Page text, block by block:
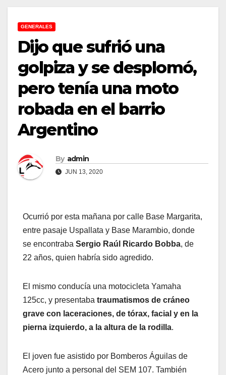
GENERALES
Dijo que sufrió una
golpiza y se desplomó,
pero tenía una moto
robada en el barrio
Argentino
By admin
JUN 13, 2020
Ocurrió por esta mañana por calle Base Margarita,
entre pasaje Uspallata y Base Marambio, donde
se encontraba Sergio Raúl Ricardo Bobba, de
22 años, quien habría sido agredido.
El mismo conducía una motocicleta Yamaha
125cc, y presentaba traumatismos de cráneo
grave con laceraciones, de tórax, facial y en la
pierna izquierdo, a la altura de la rodilla.
El joven fue asistido por Bomberos Águilas de
Acero junto a personal del SEM 107. También